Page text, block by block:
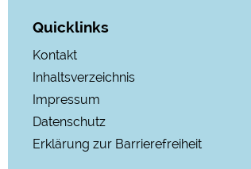
Quicklinks
Kontakt
Inhaltsverzeichnis
Impressum
Datenschutz
Erklärung zur Barrierefreiheit